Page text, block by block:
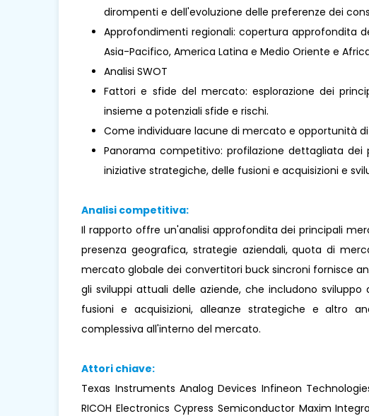
dirompenti e dell'evoluzione delle preferenze dei
Approfondimenti regionali: copertura approfondita
Asia-Pacifico, America Latina e Medio Oriente e
Analisi SWOT
Fattori e sfide del mercato: esplorazione dei
insieme a potenziali sfide e rischi.
Come individuare lacune di mercato e opportunità di
Panorama competitivo: profilazione dettagliata
iniziative strategiche, delle fusioni e acquisizioni e
Analisi competitiva:
Il rapporto offre un'analisi approfondita dei principali
presenza geografica, strategie aziendali, quota di
mercato globale dei convertitori buck sincroni fornisce
gli sviluppi attuali delle aziende, che includono
fusioni e acquisizioni, alleanze strategiche e altro
complessiva all'interno del mercato.
Attori chiave:
Texas Instruments Analog Devices Infineon
RICOH Electronics Cypress Semiconductor Maxim